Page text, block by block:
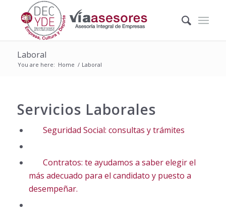
Laboral
You are here: Home / Laboral
Servicios Laborales
Seguridad Social: consultas y trámites
Contratos: te ayudamos a saber elegir el
más adecuado para el candidato y puesto a
desempeñar.